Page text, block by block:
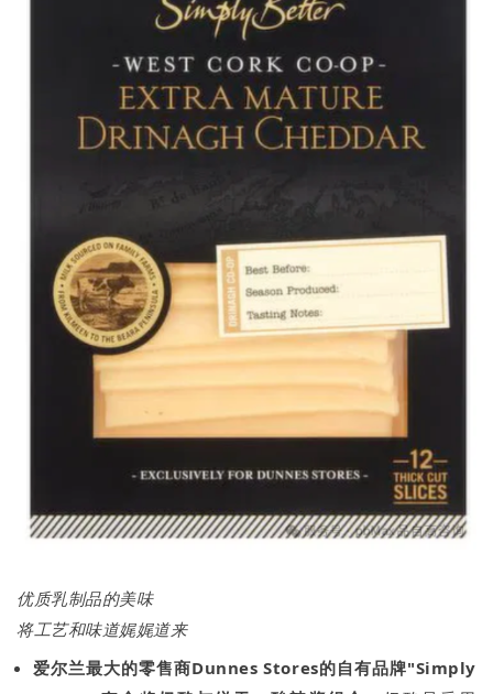
优质乳制品的美味
将工艺和味道娓娓道来
爱尔兰最大的零售商Dunnes Stores的自有品牌"Simply